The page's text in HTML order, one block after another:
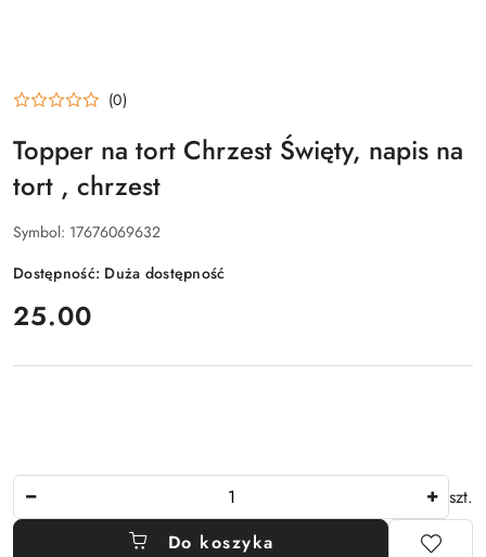
(0)
Topper na tort Chrzest Święty, napis na
tort , chrzest
Symbol: 17676069632
Dostępność: Duża dostępność
cena:
25.00
szt.
Do koszyka